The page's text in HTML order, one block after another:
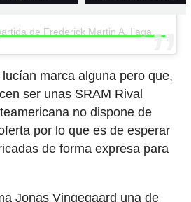
Una publicación compartida de Frederick Martin A. Ilagan (@frederick_forwardmotionfits)
marca alguna pero que,
ser unas SRAM Rival
no dispone de
por lo que es de esperar
de forma expresa para
Jonas Vingegaard una de